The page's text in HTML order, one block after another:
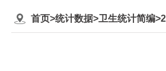
首页>统计数据>卫生统计简编>